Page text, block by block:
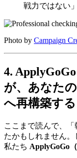
戦力ではない
Photo by Campaign
4.
が、あなた
へ再構築する
ここまで読んで、
たかもしれません
私たち ​ ApplyGoGo